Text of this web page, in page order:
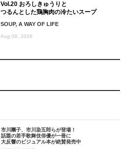
Vol.20 おろしきゅうりと
つるんとした鶏胸肉の冷たいスープ
SOUP, A WAY OF LIFE
Aug 08, 2026
市川團子、市川染五郎らが登場！
話題の若手歌舞伎俳優が一冊に
大反響のビジュアル本が絶賛発売中